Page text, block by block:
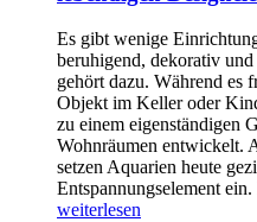
Es gibt wenige
beruhigend, dekorativ
gehört dazu. Während es
Objekt im Keller oder
zu einem eigenständigen
Wohnräumen entwickelt.
setzen Aquarien heute
Entspannungselement
weiterlesen